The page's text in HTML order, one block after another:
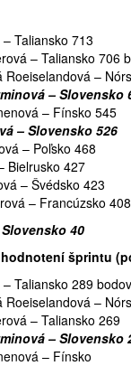
Taliansko 713
– Taliansko 706
Roeiselandová –
– Slovensko
– Fínsko 545
– Slovensko 526
– Poľsko 468
Bielrusko 427
– Švédsko 423
– Francúzsko 408
40
šprintu
Taliansko 289 bodov
Roeiselandová –
– Taliansko 269
– Slovensko
– Fínsko